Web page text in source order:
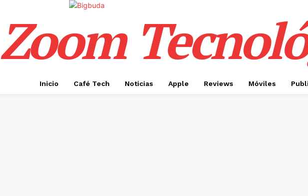
Zoom
Inicio Café Tech Noticias Apple Reviews Móviles